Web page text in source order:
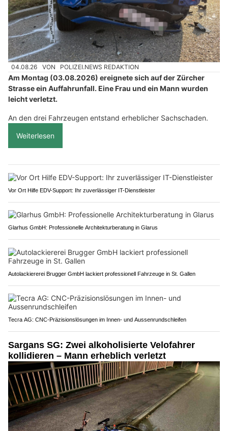
04.08.26 VON POLIZEI.NEWS REDAKTION
Am Montag (03.08.2026) ereignete sich auf der Zürcher
Strasse ein Auffahrunfall. Eine Frau und ein Mann wurden
leicht verletzt.
An den drei Fahrzeugen entstand erheblicher Sachschaden.
Weiterlesen
Vor Ort Hilfe EDV-Support: Ihr zuverlässiger IT-Dienstleister
Glarhus GmbH: Professionelle Architekturberatung in Glarus
Autolackiererei Brugger GmbH lackiert professionell Fahrzeuge in St. Gallen
Tecra AG: CNC-Präzisionslösungen im Innen- und Aussenrundschleifen
Sargans SG: Zwei alkoholisierte Velofahrer
kollidieren – Mann erheblich verletzt